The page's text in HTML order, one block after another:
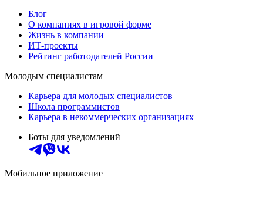
Блог
О компаниях в игровой форме
Жизнь в компании
ИТ-проекты
Рейтинг работодателей России
Молодым специалистам
Карьера для молодых специалистов
Школа программистов
Карьера в некоммерческих организациях
Боты для уведомлений
Мобильное приложение